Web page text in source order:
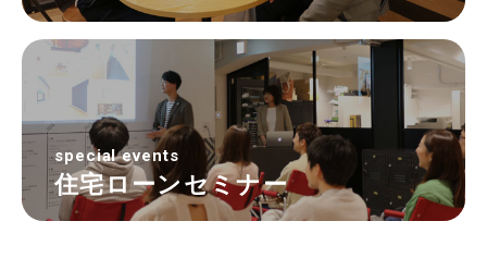
special events
住宅ローンセミナー